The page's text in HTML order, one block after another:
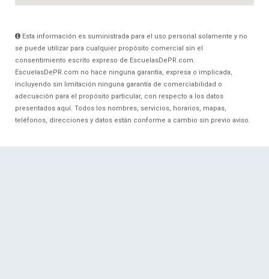
Esta información es suministrada para el uso personal solamente y no
se puede utilizar para cualquier propósito comercial sin el
consentimiento escrito expreso de EscuelasDePR.com.
EscuelasDePR.com no hace ninguna garantía, expresa o implicada,
incluyendo sin limitación ninguna garantía de comerciabilidad o
adecuación para el propósito particular, con respecto a los datos
presentados aquí. Todos los nombres, servicios, horarios, mapas,
teléfonos, direcciones y datos están conforme a cambio sin previo aviso.